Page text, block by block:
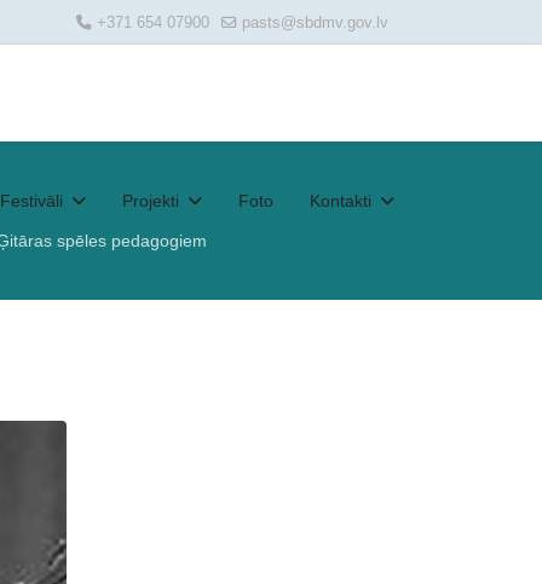
+371 654 07900 pasts@sbdmv.gov.lv
Projekti Foto Kontakti
spēles pedagogiem